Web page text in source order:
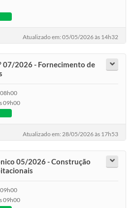
Atualizado em: 05/05/2026 às 14h32
07/2026 - Fornecimento de
09h00
Atualizado em: 28/05/2026 às 17h53
05/2026 - Construção
09h00